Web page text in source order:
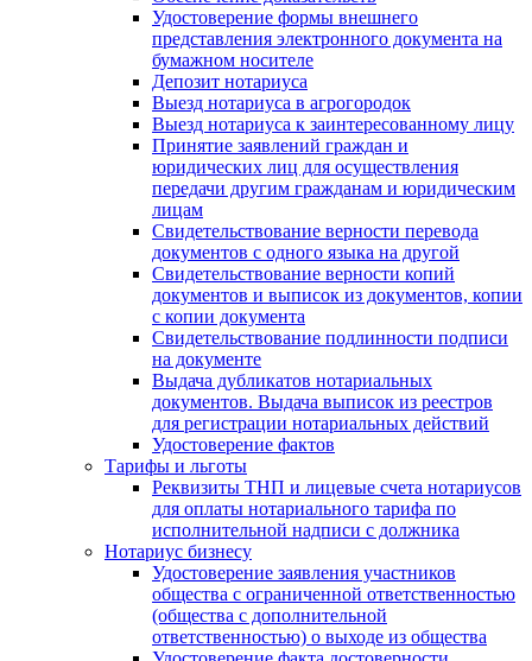
Удостоверение формы внешнего
представления электронного документа на
бумажном носителе
Депозит нотариуса
Выезд нотариуса в агрогородок
Выезд нотариуса к заинтересованному лицу
Принятие заявлений граждан и
юридических лиц для осуществления
передачи другим гражданам и юридическим
лицам
Свидетельствование верности перевода
документов с одного языка на другой
Свидетельствование верности копий
документов и выписок из документов, копии
с копии документа
Свидетельствование подлинности подписи
на документе
Выдача дубликатов нотариальных
документов. Выдача выписок из реестров
для регистрации нотариальных действий
Удостоверение фактов
Тарифы и льготы
Реквизиты ТНП и лицевые счета нотариусов
для оплаты нотариального тарифа по
исполнительной надписи с должника
Нотариус бизнесу
Удостоверение заявления участников
общества с ограниченной ответственностью
(общества с дополнительной
ответственностью) о выходе из общества